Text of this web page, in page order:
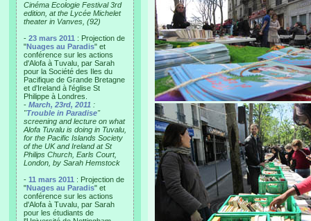
Cinéma Ecologie Festival 3rd
edition, at the Lycée Michelet
theater in Vanves, (92)
- 23 mars 2011 : Projection de
"Nuages au Paradis" et
conférence sur les actions
d'Alofa à Tuvalu, par Sarah
pour la Société des Iles du
Pacifique de Grande Bretagne
et d'Ireland à l'église St
Philippe à Londres.
- March, 23rd, 2011 :
"Trouble in Paradise"
screening and lecture on what
Alofa Tuvalu is doing in Tuvalu,
for the Pacific Islands Society
of the UK and Ireland at St
Philips Church, Earls Court,
London, by Sarah Hemstock
- 11 mars 2011 : Projection de
"Nuages au Paradis" et
conférence sur les actions
d'Alofa à Tuvalu, par Sarah
pour les étudiants de